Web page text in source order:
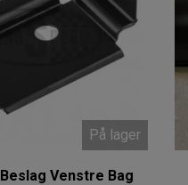
På lager
Venstre Bag